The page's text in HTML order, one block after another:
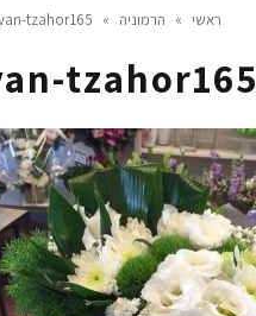
ראשי » הרמוניה »
tzahor165
tzahor165